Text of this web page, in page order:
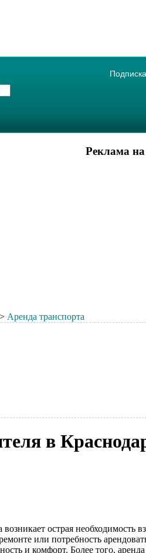
Реклама на
> Аренда транспорта
в
острая
или потребность
и комфорт. Более того,